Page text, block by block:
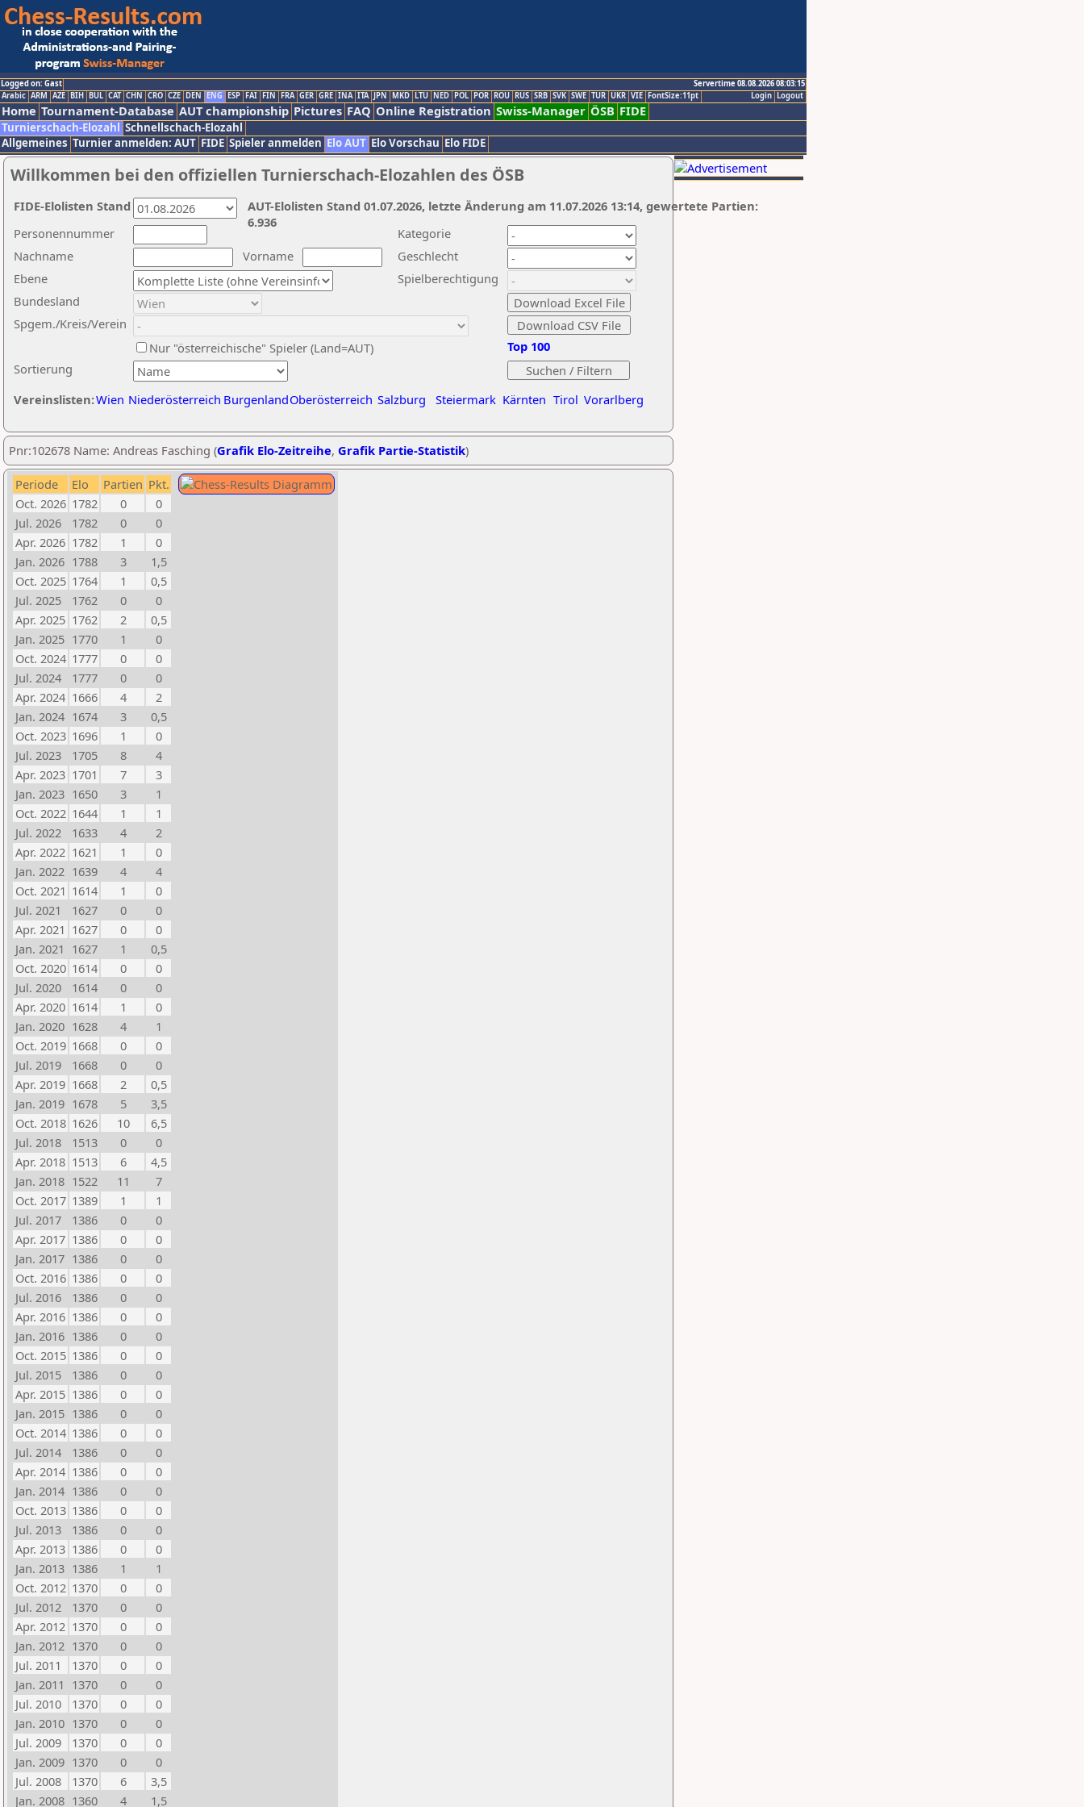
Logged on: Gast
Servertime 08.08.2026 08:03:15
Logout
Login
Arabic ARM AZE BIH BUL CAT CHN CRO CZE DEN ENG ESP FAI FIN FRA GER GRE INA ITA JPN MKD LTU NED POL POR ROU RUS SRB SVK SWE TUR UKR VIE FontSize:11pt
Home Tournament-Database AUT championship Pictures FAQ Online Registration Swiss-Manager ÖSB FIDE
Turnierschach-Elozahl Schnellschach-Elozahl
Allgemeines Turnier anmelden: AUT FIDE Spieler anmelden Elo AUT Elo Vorschau Elo FIDE
Willkommen bei den offiziellen Turnierschach-Elozahlen des ÖSB
Nachname
Vorname
Ebene
Kategorie
Sortierung
Personennummer
Bundesland
Spgem./Kreis/Verein
Geschlecht
Nur "österreichische" Spieler (Land=AUT)
Spielberechtigung
Vereinslisten:Wien Niederösterreich BurgenlandOberösterreich Salzburg Steiermark Kärnten Tirol Vorarlberg
Top 100
AUT-Elolisten Stand 01.07.2026, letzte Änderung am 11.07.2026 13:14, gewertete Partien:
6.936
FIDE-Elolisten Stand
Pnr:102678 Name: Andreas Fasching (Grafik Elo-Zeitreihe, Grafik Partie-Statistik)
Periode Elo Partien Pkt.
Oct. 2026 1782 0
0
Jul. 2026
1782 0
0
Apr. 2026 1782 1
0
Jan. 2026 1788 3
1,5
Oct. 2025 1764 1
0,5
Jul. 2025
1762 0
0
Apr. 2025 1762 2
0,5
Jan. 2025 1770 1
0
Oct. 2024 1777 0
0
Jul. 2024
1777 0
0
Apr. 2024 1666 4
2
Jan. 2024 1674 3
0,5
Oct. 2023 1696 1
0
Jul. 2023
1705 8
4
Apr. 2023 1701 7
3
Jan. 2023 1650 3
1
Oct. 2022 1644 1
1
Jul. 2022
1633 4
2
Apr. 2022 1621 1
0
Jan. 2022 1639 4
4
Oct. 2021 1614 1
0
Jul. 2021
1627 0
0
Apr. 2021 1627 0
0
Jan. 2021 1627 1
0,5
Oct. 2020 1614 0
0
Jul. 2020
1614 0
0
Apr. 2020 1614 1
0
Jan. 2020 1628 4
1
Oct. 2019 1668 0
0
Jul. 2019
1668 0
0
Apr. 2019 1668 2
0,5
Jan. 2019 1678 5
3,5
Oct. 2018 1626 10
6,5
Jul. 2018
1513 0
0
Apr. 2018 1513 6
4,5
Jan. 2018 1522 11
7
Oct. 2017 1389 1
1
Jul. 2017
1386 0
0
Apr. 2017 1386 0
0
Jan. 2017 1386 0
0
Oct. 2016 1386 0
0
Jul. 2016
1386 0
0
Apr. 2016 1386 0
0
Jan. 2016 1386 0
0
Oct. 2015 1386 0
0
Jul. 2015
1386 0
0
Apr. 2015 1386 0
0
Jan. 2015 1386 0
0
Oct. 2014 1386 0
0
Jul. 2014
1386 0
0
Apr. 2014 1386 0
0
Jan. 2014 1386 0
0
Oct. 2013 1386 0
0
Jul. 2013
1386 0
0
Apr. 2013 1386 0
0
Jan. 2013 1386 1
1
Oct. 2012 1370 0
0
Jul. 2012
1370 0
0
Apr. 2012 1370 0
0
Jan. 2012 1370 0
0
Jul. 2011
1370 0
0
Jan. 2011 1370 0
0
Jul. 2010
1370 0
0
Jan. 2010 1370 0
0
Jul. 2009
1370 0
0
Jan. 2009 1370 0
0
Jul. 2008
1370 6
3,5
Jan. 2008 1360 4 1,5